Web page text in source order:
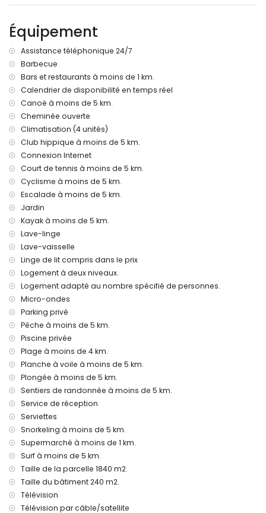
Barbecue
2 places de parking couvertes privées et 2 places de
parking privées
Informations supplémentaires
Ville la plus proche : Javea (à moins de 3 kilomètres de la
villa)
Cours d'eau ou rive la plus proche : Mer Méditerranée,
Javea (à moins de 4 kilomètres de la villa)
Plage la plus proche : La Grava, Javea (à moins de 4
kilomètres de la villa)
Port le plus proche : Aduanas del Mar (à moins de 5
kilomètres de la villa)
Parc le plus proche : Montgo, Javea (à moins de 2
kilomètres de la villa)
Aéroport le plus proche : Alicante (à moins de 100
Second aéroport le plus proche : Valence (> 100 kilomètres)
Les animaux de compagnie ne sont pas autorisés
Le logement est très adapté pour les familles avec enfants
villa
Internet (WiFi)
Aspirateur, fer et table à repasser
Service de réception et service d'urgence 24h/24
Climatisation
Installations et services avec supplément
Lit supplémentaire et lit/couchette pour enfants (sur
demande)
Divertissements et activités de loisirs pour vos vacances à
Javea, Costa Blanca
Discothèque, bar et promenade (Promenade de la Mer) (à
moins de 5 kilomètres de la maison)
Sites et culture à Javea, Costa Blanca
Musée (Histórico de Javea, Javea), église (Virgen de Loreto,
Puerto, Javea), ruine (Moulins à vent, Javea), monument
(Pueblo de Javea, Javea), bâtiment architectural (Pueblo
de Javea, Javea), lieu historique (Pueblo de Javea et
Équipement
Assistance téléphonique 24/7
Barbecue
Bars et restaurants à moins de 1 km.
Calendrier de disponibilité en temps réel
Canoë à moins de 5 km.
Cheminée ouverte
Climatisation (4 unités)
Club hippique à moins de 5 km.
Connexion Internet
Court de tennis à moins de 5 km.
Cyclisme à moins de 5 km.
Escalade à moins de 5 km.
Jardin
Kayak à moins de 5 km.
Lave-linge
Lave-vaisselle
Linge de lit compris dans le prix
Logement à deux niveaux.
Logement adapté au nombre spécifié de personnes.
Micro-ondes
Parking privé
Pêche à moins de 5 km.
Piscine privée
Plage à moins de 4 km.
Planche à voile à moins de 5 km.
Plongée à moins de 5 km.
Sentiers de randonnée à moins de 5 km.
Service de réception
Serviettes
Snorkeling à moins de 5 km.
Supermarché à moins de 1 km.
Surf à moins de 5 km.
Taille de la parcelle 1840 m2.
Taille du bâtiment 240 m2.
Télévision
Télévision par câble/satellite